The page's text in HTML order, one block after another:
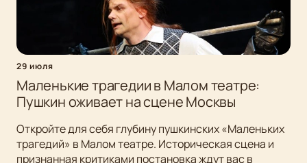
29 июля
Маленькие трагедии в Малом театре:
Пушкин оживает на сцене Москвы
Откройте для себя глубину пушкинских «Маленьких
трагедий» в Малом театре. Историческая сцена и
признанная критиками постановка ждут вас в